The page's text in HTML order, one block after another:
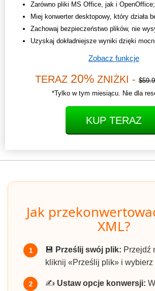
Zarówno pliki MS Office, jak i OpenOffice;
Miej konwerter desktopowy, który działa
Zachowaj bezpieczeństwo plików, nie
Uzyskaj dokładniejsze wyniki dzięki
Zobacz funkcje
TERAZ 20% ZNIŻKI -
*Tylko w tym miesiącu. Nie dla
KUP TERAZ
Jak
XML?
1 💾 Prześlij swój plik: Przejdź
kliknij «Prześlij plik» i wybierz
2 ✍️ Ustaw opcje konwersji: